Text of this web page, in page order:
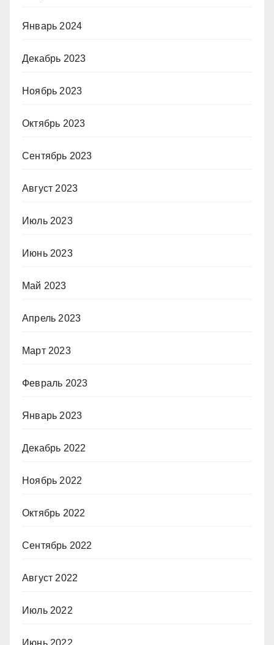
Январь 2024
Декабрь 2023
Ноябрь 2023
Октябрь 2023
Сентябрь 2023
Август 2023
Июль 2023
Июнь 2023
Май 2023
Апрель 2023
Март 2023
Февраль 2023
Январь 2023
Декабрь 2022
Ноябрь 2022
Октябрь 2022
Сентябрь 2022
Август 2022
Июль 2022